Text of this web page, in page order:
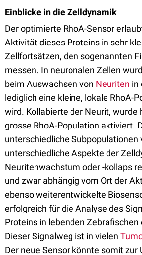
Einblicke in die Zelldynamik
Der optimierte RhoA-Sensor
Aktivität dieses Proteins in sehr
Zellfortsätzen, den sogenannten
messen. In neuronalen Zellen
beim Auswachsen von Neuriten in
lediglich eine kleine, lokale RhoA-
wird. Kollabierte der Neurit, wurde
grosse RhoA-Population aktiviert.
unterschiedliche Subpopulationen
unterschiedliche Aspekte der
Neuritenwachstum oder -kollaps
und zwar abhängig vom Ort der
ebenso weiterentwickelte
erfolgreich für die Analyse des
Proteins in lebenden
Dieser Signalweg ist in vielen
Der neue Sensor könnte somit zur